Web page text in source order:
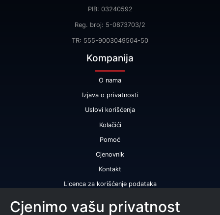
PIB: 03240592
Reg. broj: 5-0873703/2
TR: 555-9003049504-50
Kompanija
O nama
Izjava o privatnosti
Uslovi korišćenja
Kolačići
Pomoć
Cjenovnik
Kontakt
Licenca za korišćenje podataka
Naše usluge
Cjenimo vašu privatnost